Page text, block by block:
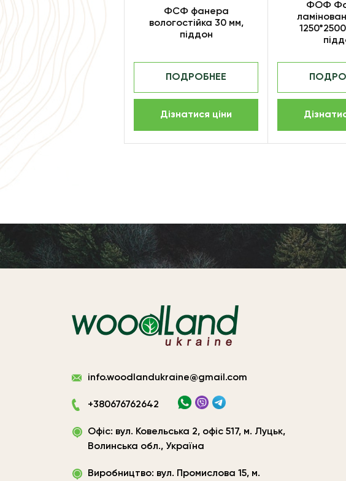
ФСФ фанера
вологостійка 30 мм,
піддон
ПОДРОБНЕЕ
Дізнатися ціни
ФОФ
Виготовлення
матеріалів
Україна
ТОВ
«Вудленд
info.woodlandukraine@gmail.com
+380676762642
Офіс: вул. Ковельська 2, офіс 517, м. Луцьк,
Волинська обл., Україна
Виробництво: вул. Промислова 15, м.